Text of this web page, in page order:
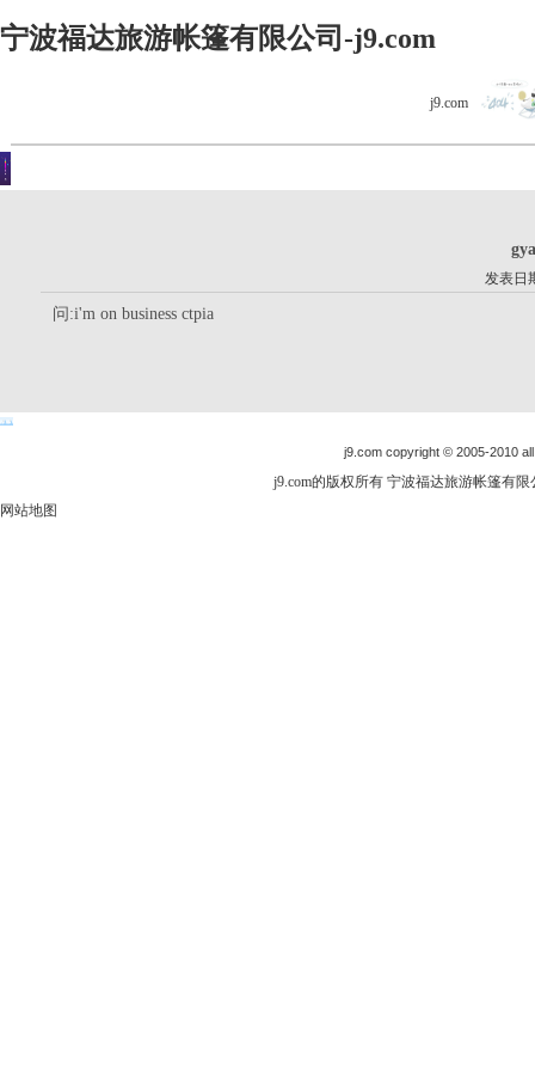
宁波福达旅游帐篷有限公司-j9.com
j9.com
发表日
问:i'm on business ctpia
j9.com copyright © 2005-2010
j9.com的版权所有 宁波福达旅游帐篷有
网站地图